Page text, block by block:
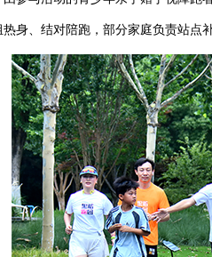
身、结对陪跑，部分家庭负责站